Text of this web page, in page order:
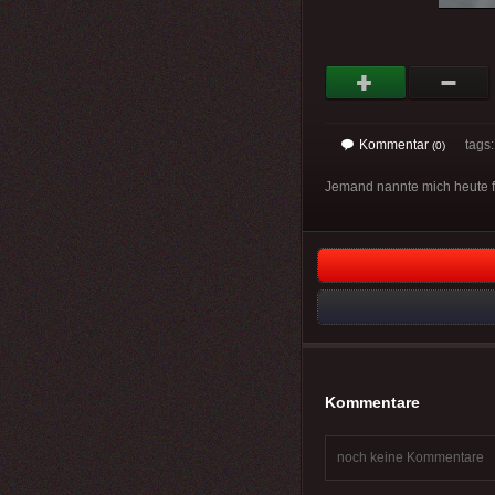
Kommentar (0)
Jemand nannte mich heute
Kommentare
noch keine Kommentare